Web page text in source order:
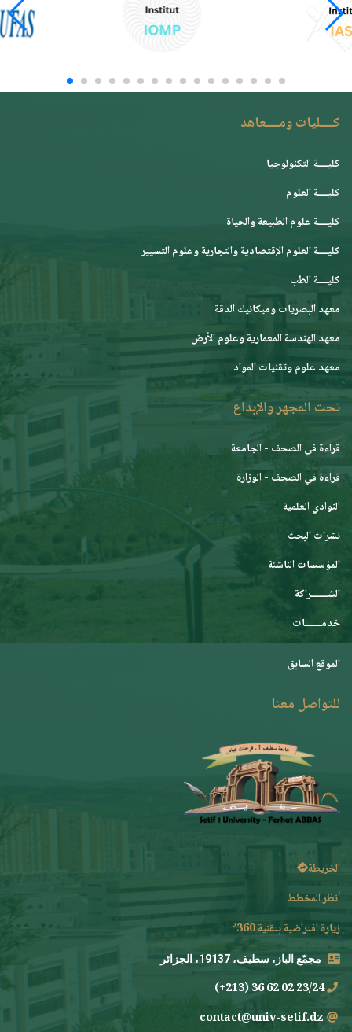
كــــليات ومــــعاهد
كليــــة التكنولوجيا
كليــــة العلوم
كليــــة علوم الطبيعة والحياة
كليــــة العلوم الإقتصادية والتجارية وعلوم التسيير
كليــــة الطب
معهد البصريات وميكانيك الدقة
معهد الهندسة المعمارية وعلوم الأرض
معهد علوم وتقنيات المواد
تحت المجهر والإبداع
قراءة في الصحف - الجامعة
قراءة في الصحف - الوزارة
النوادي العلمية
نشرات البحث
المؤسسات الناشئة
الشـــــــراكة
خدمـــــــات
الموقع السابق
للتواصل معنا
الخريطة
أنظر المخطط
زيارة افتراضية بتقنية 360°
مجمّع الباز، سطيف، 19137، الجزائر
23/24 02 62 36 (213+)
contact@univ-setif.dz